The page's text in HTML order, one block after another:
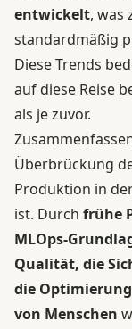
entwickelt, was
standardmäßig
Diese Trends
auf diese Reise
als je zuvor.
Überbrückung
Produktion in
ist. Durch frühe
MLOps-
Qualität, die
die
von Menschen